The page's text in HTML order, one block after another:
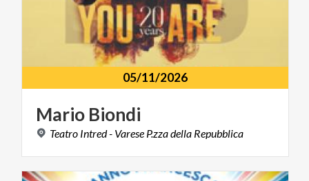
05/11/2026
Mario Biondi
Teatro Intred- Varese P.zzadella Repubblica